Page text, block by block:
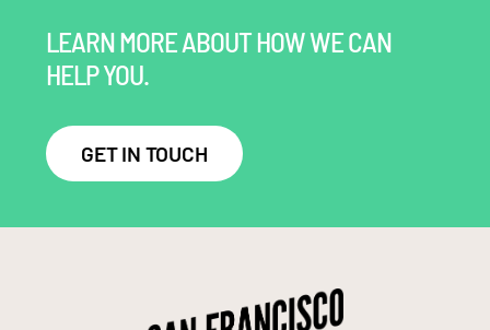
LEARN MORE ABOUT HOW WE CAN
HELP YOU.
GET IN TOUCH